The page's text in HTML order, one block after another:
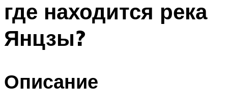
ПЛАВАНЬЕ ДЛЯ ДЕТЕЙ
БАССЕЙН ДЛЯ ДОМА
МЕНЮ
где находится река
Янцзы?
Описание